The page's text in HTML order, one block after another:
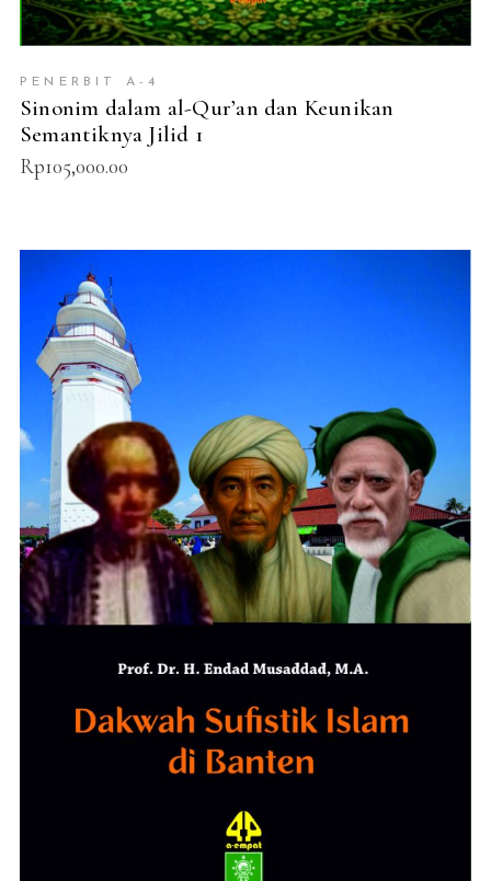
PENERBIT A-4
Sinonim dalam al-Qur’an dan Keunikan
Semantiknya Jilid 1
Rp105,000.00
ADD TO CART